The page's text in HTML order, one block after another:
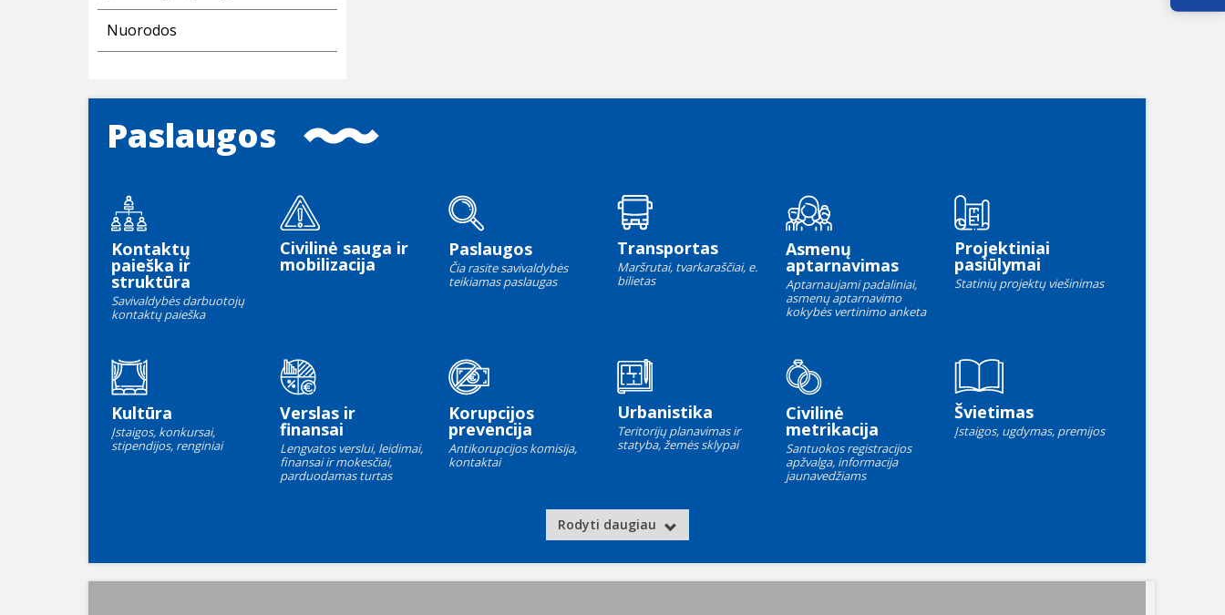
Nuorodos
Paslaugos
Kontaktų
paieška ir
struktūra
Savivaldybės darbuotojų
kontaktų paieška
Civilinė sauga ir
mobilizacija
Paslaugos
Čia rasite savivaldybės
teikiamas paslaugas
Transportas
Maršrutai, tvarkaraščiai, e.
bilietas
Asmenų
aptarnavimas
Aptarnaujami padaliniai,
asmenų aptarnavimo
kokybės vertinimo anketa
Projektiniai
pasiūlymai
Statinių projektų viešinimas
Kultūra
Įstaigos, konkursai,
stipendijos, renginiai
Verslas ir
finansai
Lengvatos verslui, leidimai,
finansai ir mokesčiai,
parduodamas turtas
Korupcijos
prevencija
Antikorupcijos komisija,
kontaktai
Urbanistika
Teritorijų planavimas ir
statyba, žemės sklypai
Civilinė
metrikacija
Santuokos registracijos
apžvalga, informacija
jaunavedžiams
Švietimas
Įstaigos, ugdymas, premijos
Rodyti daugiau